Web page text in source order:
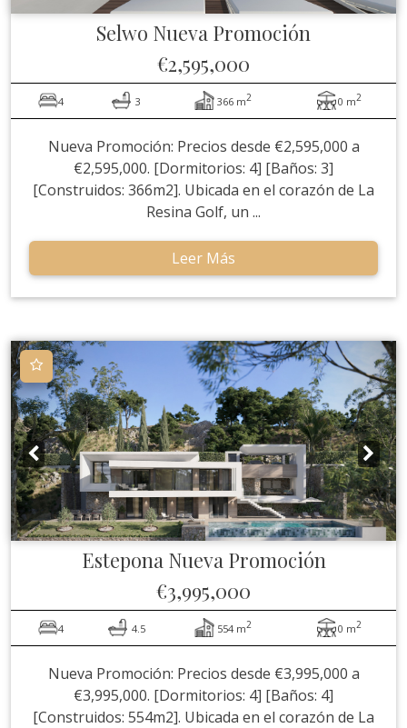
Selwo Nueva Promoción
€2,595,000
4 3 366 m2 0 m2
Nueva Promoción: Precios desde €2,595,000 a
€2,595,000. [Dormitorios: 4] [Baños: 3]
[Construidos: 366m2]. Ubicada en el corazón de La
Resina Golf, un ...
Leer Más
Estepona Nueva Promoción
€3,995,000
4 4.5 554 m2 0 m2
Nueva Promoción: Precios desde €3,995,000 a
€3,995,000. [Dormitorios: 4] [Baños: 4]
[Construidos: 554m2]. Ubicada en el corazón de La